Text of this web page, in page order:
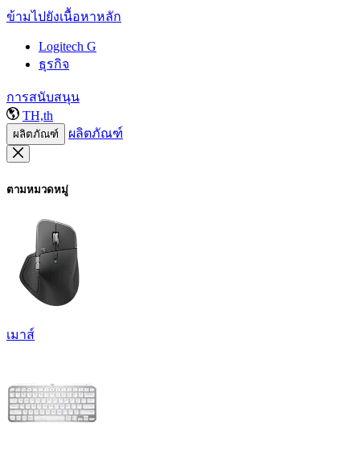
ข้ามไปยังเนื้อหาหลัก
Logitech G
ธุรกิจ
การสนับสนุน
TH,th
ผลิตภัณฑ์ ผลิตภัณฑ์
ตามหมวดหมู่
เมาส์